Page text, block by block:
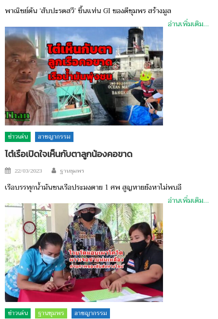
พาณิชย์ดัน ‘สับปะรดสวี’ ขึ้นแท่น GI ของดีชุมพร สร้างมูล
อ่านเพิ่มเติม…
ข่าวเด่น อาชญากรรม
ไต๋เรือเปิดใจเห็นกับตาลูกน้องคอขาด
Posted
22/03/2023 Author
ฐานชุมพร
เรือบรรทุกน้ำมันชนเรือประมงตาย ​1 ศพ สูญหายยังหาไม่พบอี
อ่านเพิ่มเติม…
ข่าวเด่น ฐานชุมพร อาชญากรรม